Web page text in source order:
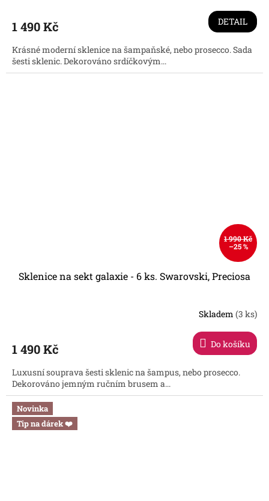
je
z
5
hvězdiček.
1 490 Kč DETAIL
Krásné moderní sklenice na šampaňské, nebo prosecco. Sada
šesti sklenic. Dekorováno srdíčkovým...
1 990 Kč
–25 %
Sklenice na sekt galaxie - 6 ks. Swarovski, Preciosa
Skladem (3 ks)
1 490 Kč Do košíku
Luxusní souprava šesti sklenic na šampus, nebo prosecco.
Dekorováno jemným ručním brusem a...
Novinka
Tip na dárek ❤️